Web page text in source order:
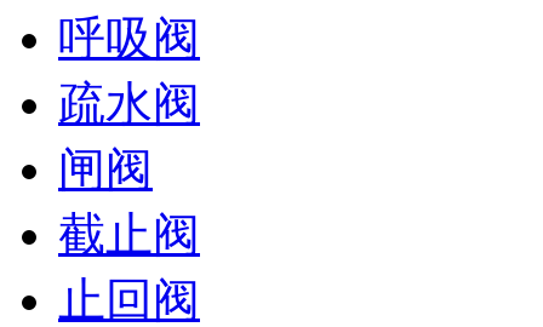
呼吸阀
疏水阀
闸阀
截止阀
止回阀